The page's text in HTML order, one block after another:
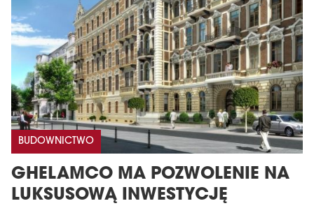
BUDOWNICTWO
GHELAMCO MA POZWOLENIE NA
LUKSUSOWĄ INWESTYCJĘ